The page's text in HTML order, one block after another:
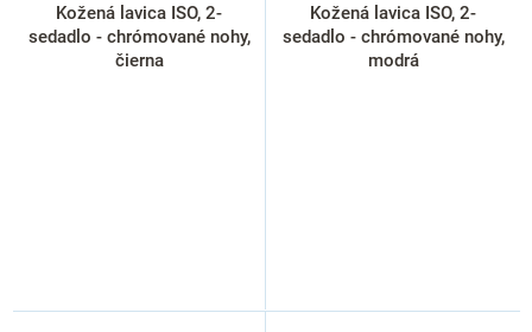
Kožená lavica ISO, 2-
sedadlo - chrómované nohy,
čierna
Kožená lavica ISO, 2-
sedadlo - chrómované nohy,
modrá